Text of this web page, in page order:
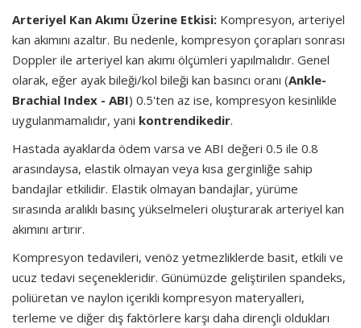
Arteriyel Kan Akımı Üzerine Etkisi: Kompresyon, arteriyel
kan akımını azaltır. Bu nedenle, kompresyon çorapları sonrası
Doppler ile arteriyel kan akımı ölçümleri yapılmalıdır. Genel
olarak, eğer ayak bileği/kol bileği kan basıncı oranı (Ankle-
Brachial Index - ABI) 0.5'ten az ise, kompresyon kesinlikle
uygulanmamalıdır, yani kontrendikedir.
Hastada ayaklarda ödem varsa ve ABI değeri 0.5 ile 0.8
arasındaysa, elastik olmayan veya kısa gerginliğe sahip
bandajlar etkilidir. Elastik olmayan bandajlar, yürüme
sırasında aralıklı basınç yükselmeleri oluşturarak arteriyel kan
akımını artırır.
Kompresyon tedavileri, venöz yetmezliklerde basit, etkili ve
ucuz tedavi seçenekleridir. Günümüzde geliştirilen spandeks,
poliüretan ve naylon içerikli kompresyon materyalleri,
terleme ve diğer dış faktörlere karşı daha dirençli oldukları